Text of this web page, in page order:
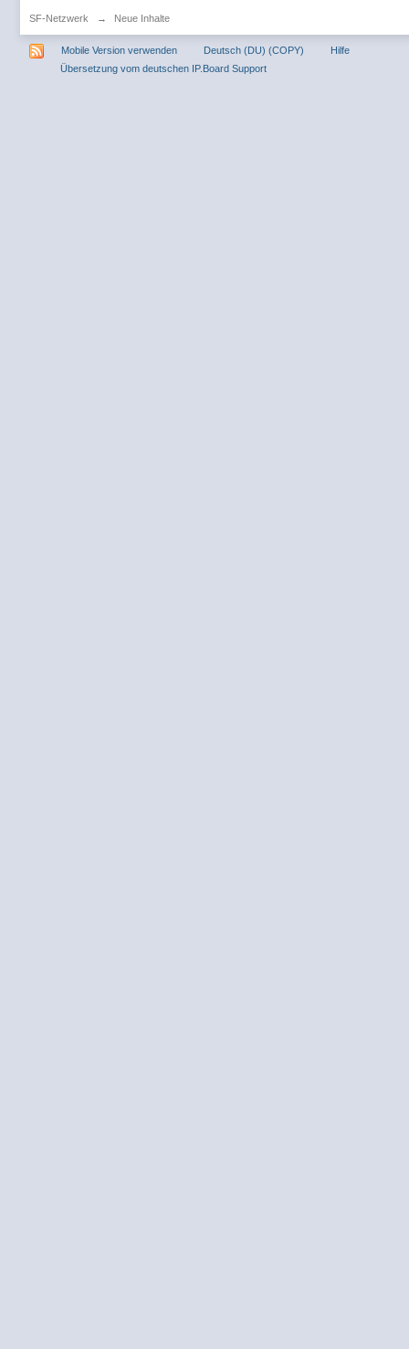
SF-Netzwerk → Neue Inhalte
Mobile Version verwenden Deutsch (DU) (COPY)
Hilfe
Übersetzung vom deutschen IP.Board Support